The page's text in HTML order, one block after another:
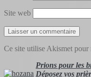
Site web
Ce site utilise Akismet pour
Prions pour les
Déposez vos